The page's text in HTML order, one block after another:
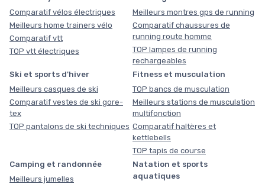
Comparatif vélos électriques
Meilleurs home trainers vélo
Comparatif vtt
TOP vtt électriques
Meilleurs montres gps de running
Comparatif chaussures de
running route homme
TOP lampes de running
rechargeables
Ski et sports d'hiver
Meilleurs casques de ski
Comparatif vestes de ski gore-
tex
TOP pantalons de ski techniques
Fitness et musculation
TOP bancs de musculation
Meilleurs stations de musculation
multifonction
Comparatif haltères et
kettlebells
TOP tapis de course
Camping et randonnée
Meilleurs jumelles
Natation et sports
aquatiques